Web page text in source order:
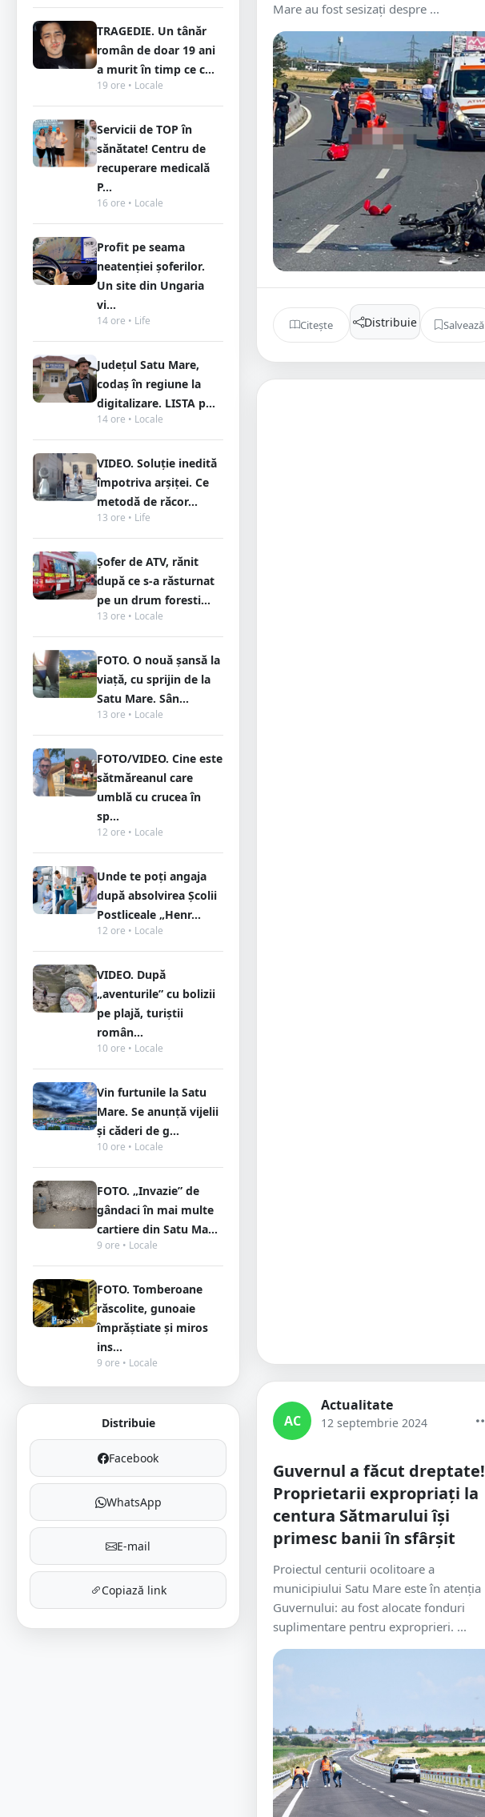
TRAGEDIE. Un tânăr
român de doar 19 ani
a murit în timp ce c...
19 ore • Locale
Servicii de TOP în
sănătate! Centru de
recuperare medicală
P...
16 ore • Locale
Profit pe seama
neatenției șoferilor.
Un site din Ungaria
vi...
14 ore • Life
Județul Satu Mare,
codaș în regiune la
digitalizare. LISTA p...
14 ore • Locale
VIDEO. Soluție inedită
împotriva arșiței. Ce
metodă de răcor...
13 ore • Life
Șofer de ATV, rănit
după ce s-a răsturnat
pe un drum foresti...
13 ore • Locale
FOTO. O nouă șansă la
viață, cu sprijin de la
Satu Mare. Sân...
13 ore • Locale
FOTO/VIDEO. Cine este
sătmăreanul care
umblă cu crucea în
sp...
12 ore • Locale
Unde te poți angaja
după absolvirea Școlii
Postliceale „Henr...
12 ore • Locale
VIDEO. După
„aventurile” cu bolizii
pe plajă, turiștii
român...
10 ore • Locale
Vin furtunile la Satu
Mare. Se anunță vijelii
și căderi de g...
10 ore • Locale
FOTO. „Invazie” de
gândaci în mai multe
cartiere din Satu Ma...
9 ore • Locale
FOTO. Tomberoane
răscolite, gunoaie
împrăștiate și miros
ins...
9 ore • Locale
Distribuie
Facebook
WhatsApp
E-mail
Copiază link
Mare au fost sesizați despre ...
Citește Distribuie Salvează
AC
Actualitate
12 septembrie 2024
Guvernul a făcut dreptate!
Proprietarii expropriați la
centura Sătmarului își
primesc banii în sfârșit
Proiectul centurii ocolitoare a
municipiului Satu Mare este în atenția
Guvernului: au fost alocate fonduri
suplimentare pentru exproprieri. ...